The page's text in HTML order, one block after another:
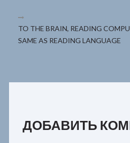
TO THE BRAIN, READING
SAME AS READING LANGUAGE
ДОБАВИТЬ